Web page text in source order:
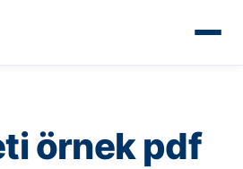
örnek pdf